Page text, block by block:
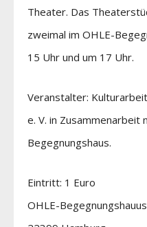
Theater. Das
zweimal im OHLE-
15 Uhr und um 17 Uhr.
Veranstalter:
e. V. in Zusammenarbeit
Begegnungshaus.
Eintritt: 1 Euro
OHLE-